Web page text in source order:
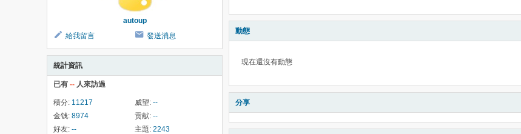
autoup
給我留言
發送消息
統計資訊
已有 -- 人來訪過
積分: 11217 威望: --
金钱: 8974 贡献: --
好友: -- 主題: 2243
動態
現在還沒有動態
分享